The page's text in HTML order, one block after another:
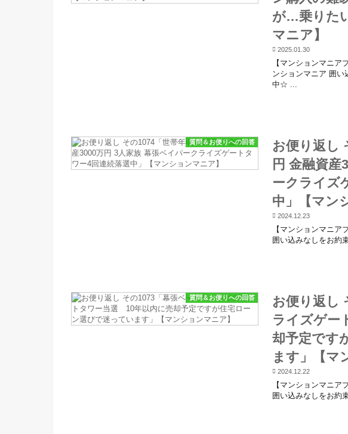
が…乗りた
マニア】
2025.01.30
【マンションマニ
ンションマニア 囲
中☆ ...
質問＆お便りへの回答
お便り返し
円 金融資産
ークライズ
中」【マン
2024.12.23
【マンションマニア
囲い込みなしをお
質問＆お便りへの回答
お便り返し
ライズゲー
却予定です
ます」【マ
2024.12.22
【マンションマニア
囲い込みなしをお